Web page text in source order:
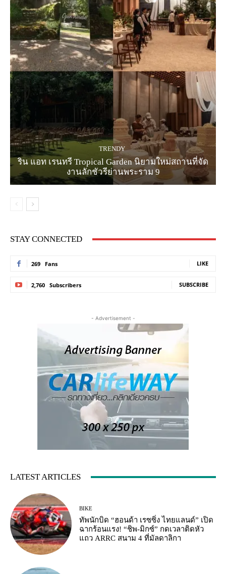
TRENDY
ริน แอท เรนทรี Tropical Garden นิยามใหม่สถานที่จัด
งานลักชัวรีย่านพระราม 9
STAY CONNECTED
269 Fans LIKE
2,760 Subscribers SUBSCRIBE
- Advertisement -
LATEST ARTICLES
BIKE
ทัพนักบิด “ฮอนด้า เรซซิ่ง ไทยแลนด์” เปิด
ฉากร้อนแรง! “ชิพ-มิกซ์” กดเวลาติดหัว
แถว ARRC สนาม 4 ที่มัลดาลิกา